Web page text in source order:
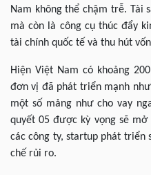
Nam không thể chậm trễ. Tài
mà còn là công cụ thúc đẩy
tài chính quốc tế và thu hút
Hiện Việt Nam có khoảng
đơn vị đã phát triển mạnh
một số mảng như cho vay
quyết 05 được kỳ vọng sẽ
các công ty, startup phát triển
chế rủi ro.